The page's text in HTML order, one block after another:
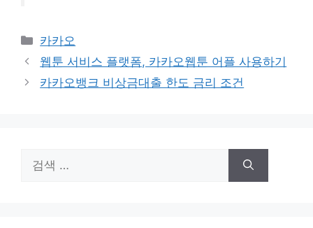
카
테
리
카카오
웹툰 서비스 플랫폼, 카카오웹툰 어플 사용하기
카카오뱅크 비상금대출 한도 금리 조건
색: